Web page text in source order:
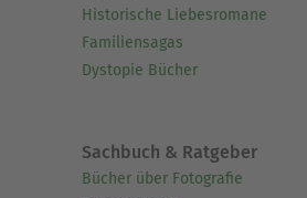
Historische Liebesromane
Familiensagas
Dystopie Bücher
Sachbuch & Ratgeber
Bücher über Fotografie